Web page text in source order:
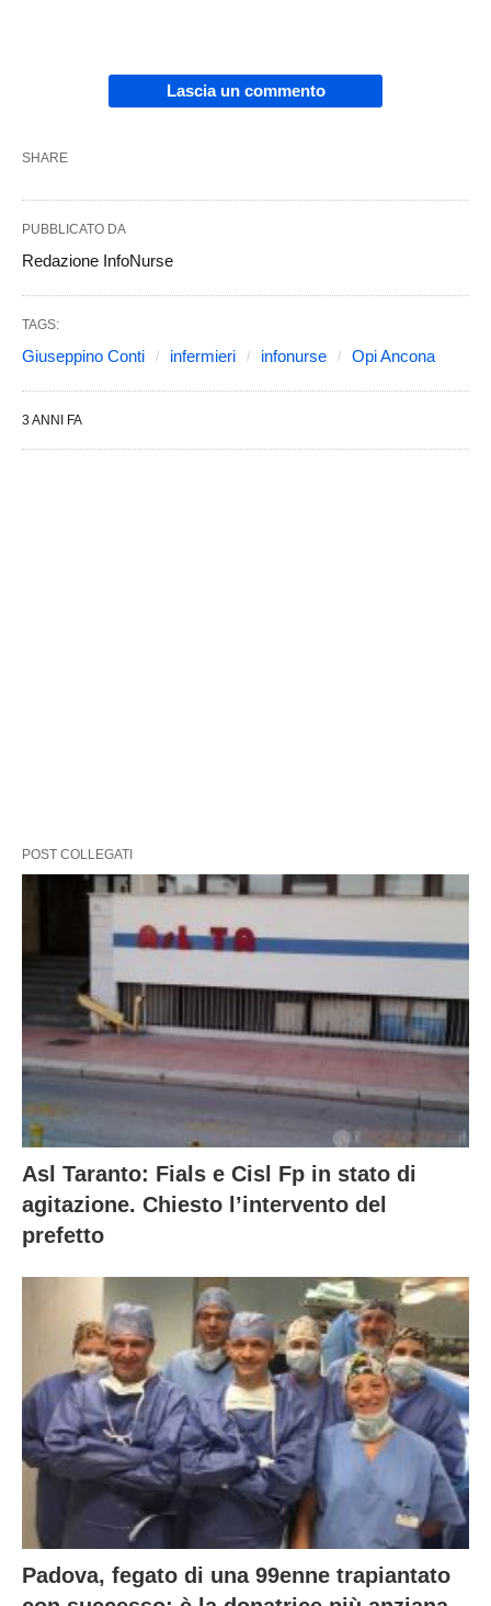
Lascia un commento
SHARE
PUBBLICATO DA
Redazione InfoNurse
TAGS:
Giuseppino Conti infermieri infonurse Opi Ancona
3 ANNI FA
POST COLLEGATI
Asl Taranto: Fials e Cisl Fp in stato di
agitazione. Chiesto l’intervento del
prefetto
Padova, fegato di una 99enne trapiantato